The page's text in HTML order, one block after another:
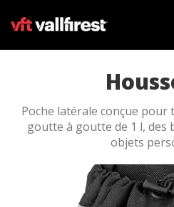
Commencer la
User*
Mot de passe*
Commencer
Équipement de protection
Sacs d'intervention
Motopompes et machines
Poche latérale conçue
goutte à goutte de 1 l, des
objets
Demande
Demander le